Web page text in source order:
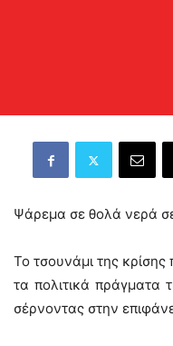
Ψάρεμα σε θολά νερά
Το τσουνάμι της
τα πολιτικά πράγματα
σέρνοντας στην